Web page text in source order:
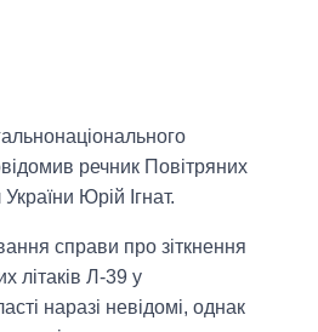
речник Повітряних
Юрій Ігнат.
справи про зіткнення
літаків Л-39 у
наразі невідомі, однак